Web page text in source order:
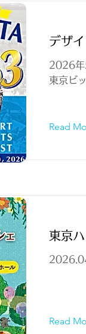
デザ
2026年
東京ビ
Read
東京
Read